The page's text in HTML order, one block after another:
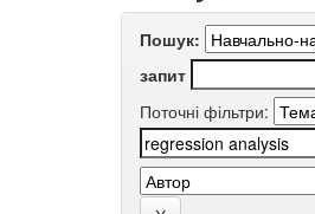
Пошук:
запит
Поточні фільтри: